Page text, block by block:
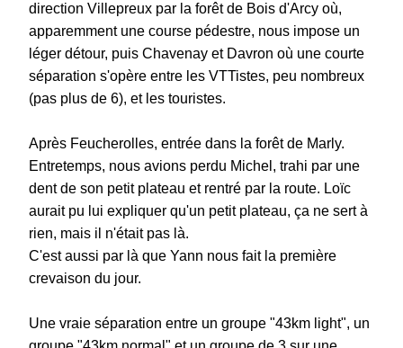
direction Villepreux par la forêt de Bois d'Arcy où,
apparemment une course pédestre, nous impose un
léger détour, puis Chavenay et Davron où une courte
séparation s'opère entre les VTTistes, peu nombreux
(pas plus de 6), et les touristes.
Après Feucherolles, entrée dans la forêt de Marly.
Entretemps, nous avions perdu Michel, trahi par une
dent de son petit plateau et rentré par la route. Loïc
aurait pu lui expliquer qu'un petit plateau, ça ne sert à
rien, mais il n'était pas là.
C'est aussi par là que Yann nous fait la première
crevaison du jour.
Une vraie séparation entre un groupe "43km light", un